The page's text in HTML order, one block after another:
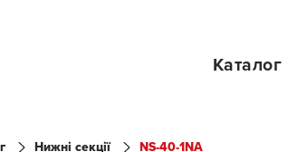
Каталог
Нижні секції NS-40-1NA